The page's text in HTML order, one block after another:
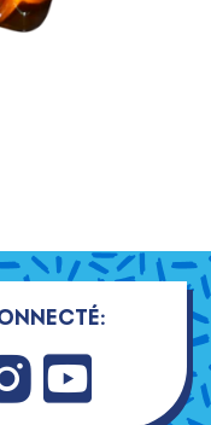
be